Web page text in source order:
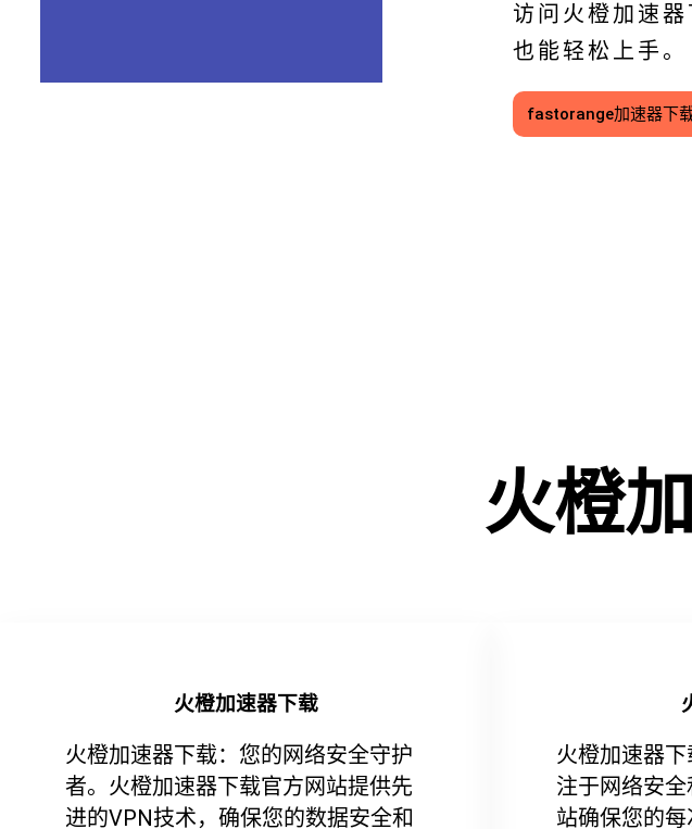
访问火橙加速
也能轻松上手。
fastorange加速器下
火橙
火橙加速器下载
火橙加速器下载：您的网络安全守护
者。火橙加速器下载官方网站提供先
进的VPN技术，确保您的数据安全和
火橙加速器
注于网络安
站确保您的